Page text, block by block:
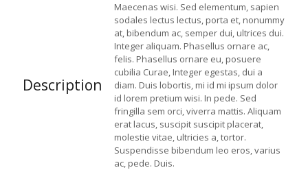
Description
Maecenas wisi. Sed elementum, sapien
sodales lectus lectus, porta et, nonummy
at, bibendum ac, semper dui, ultrices dui.
Integer aliquam. Phasellus ornare ac,
felis. Phasellus ornare eu, posuere
cubilia Curae, Integer egestas, dui a
diam. Duis lobortis, mi id mi ipsum dolor
id lorem pretium wisi. In pede. Sed
fringilla sem orci, viverra mattis. Aliquam
erat lacus, suscipit suscipit placerat,
molestie vitae, ultricies a, tortor.
Suspendisse bibendum leo eros, varius
ac, pede. Duis.